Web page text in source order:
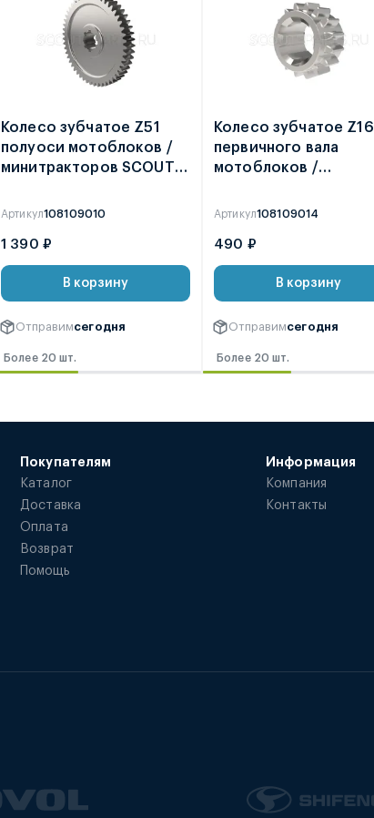
Колесо зубчатое Z51
полуоси мотоблоков /
минитракторов SCOUT
2021 / ФАЙТЕР T-15
Артикул108109010
1 390 ₽
В корзину
Отправимсегодня
Более 20 шт.
Колесо зубчатое Z16
первичного вала
мотоблоков /
Артикул108109014
490 ₽
В корзину
Отправимсегодня
Более 20 шт.
Покупателям
Каталог
Доставка
Оплата
Возврат
Помощь
Информация
Компания
Контакты